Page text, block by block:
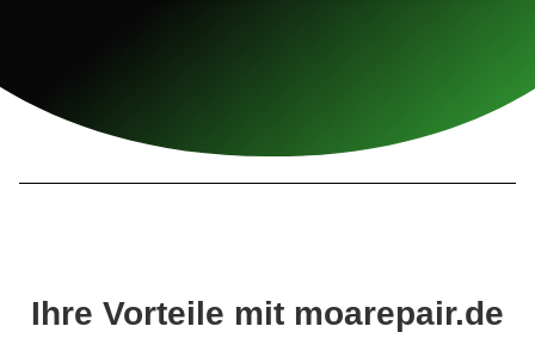
Ihre Vorteile mit moarepair.de